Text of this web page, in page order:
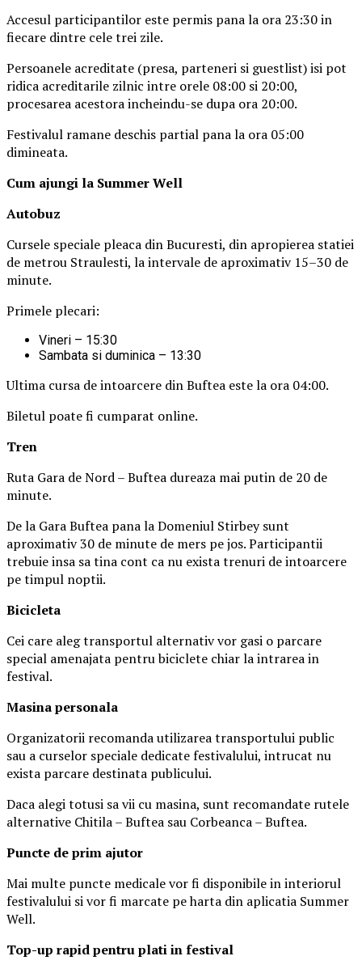
Accesul participantilor este permis pana la ora 23:30 in
fiecare dintre cele trei zile.
Persoanele acreditate (presa, parteneri si guestlist) isi pot
ridica acreditarile zilnic intre orele 08:00 si 20:00,
procesarea acestora incheindu-se dupa ora 20:00.
Festivalul ramane deschis partial pana la ora 05:00
dimineata.
Cum ajungi la Summer Well
Autobuz
Cursele speciale pleaca din Bucuresti, din apropierea statiei
de metrou Straulesti, la intervale de aproximativ 15–30 de
minute.
Primele plecari:
Vineri – 15:30
Sambata si duminica – 13:30
Ultima cursa de intoarcere din Buftea este la ora 04:00.
Biletul poate fi cumparat online.
Tren
Ruta Gara de Nord – Buftea dureaza mai putin de 20 de
minute.
De la Gara Buftea pana la Domeniul Stirbey sunt
aproximativ 30 de minute de mers pe jos. Participantii
trebuie insa sa tina cont ca nu exista trenuri de intoarcere
pe timpul noptii.
Bicicleta
Cei care aleg transportul alternativ vor gasi o parcare
special amenajata pentru biciclete chiar la intrarea in
festival.
Masinapersonala
Organizatorii recomanda utilizarea transportului public
sau a curselor speciale dedicate festivalului, intrucat nu
exista parcare destinata publicului.
Daca alegi totusi sa vii cu masina, sunt recomandate rutele
alternative Chitila – Buftea sau Corbeanca – Buftea.
Puncte de prim ajutor
Mai multe puncte medicale vor fi disponibile in interiorul
festivalului si vor fi marcate pe harta din aplicatia Summer
Well.
Top-up rapid pentru plati in festival